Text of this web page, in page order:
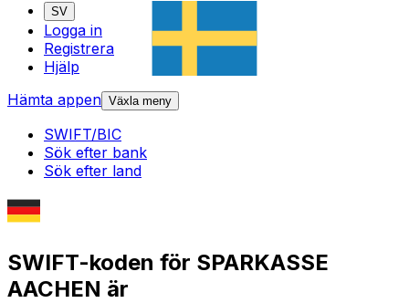
SV
Logga in
Registrera
Hjälp
Hämta appen Växla meny
SWIFT/BIC
Sök efter bank
Sök efter land
SWIFT-koden för SPARKASSE
AACHEN är